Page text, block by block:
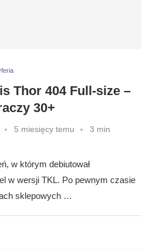
Thor 404 Full-size –
30+
5 miesięcy temu
3 min
w którym debiutował
w wersji TKL. Po pewnym czasie
sklepowych …